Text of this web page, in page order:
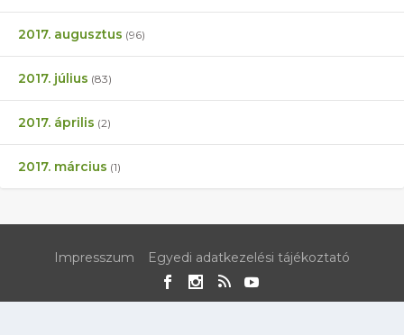
2017. augusztus (96)
2017. július (83)
2017. április (2)
2017. március (1)
Impresszum Egyedi adatkezelési tájékoztató